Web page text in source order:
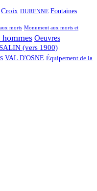
Croix DURENNE Fontaines
morts Monument aux morts et
Oeuvres
SALIN (vers 1900)
VAL D'OSNE Équipement de la